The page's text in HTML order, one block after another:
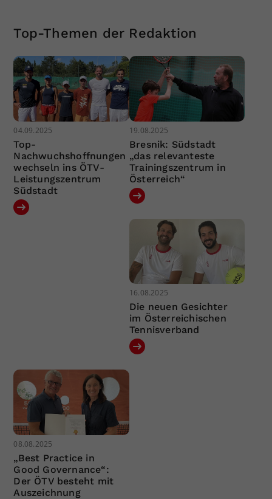
Top-Themen der Redaktion
04.09.2025
Top-
Nachwuchshoffnungen
wechseln ins ÖTV-
Leistungszentrum
Südstadt
19.08.2025
Bresnik: Südstadt
„das relevanteste
Trainingszentrum in
Österreich“
16.08.2025
Die neuen Gesichter
im Österreichischen
Tennisverband
08.08.2025
„Best Practice in
Good Governance“:
Der ÖTV besteht mit
Auszeichnung